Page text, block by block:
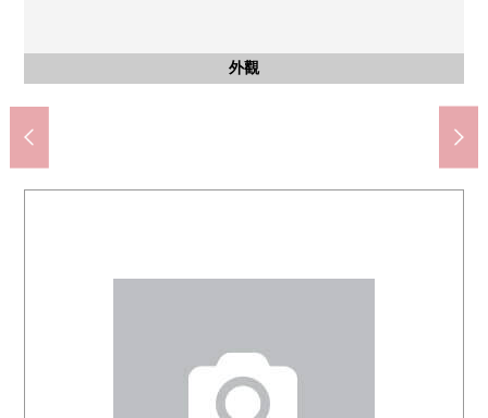
外觀
其他當地
入口
入口
入口
入口
入口
共有部分
防盜門
共有部分
防盜門
共有部分
信箱、宅配保管櫃
共有部分
信箱、宅配保管櫃
共有部分
垃圾堆放處、寵物洗腳場
停車場
停車場
共有部分
腳踏車停放處
共有部分
腳踏車停放處
共有部分
室外小型摩托車場地(4)
其他當地
共有部分
名牌
共有部分
名牌
外觀
外觀
其他當地
前面道路
其他當地
前面道路
Fresco烏丸商店(約220m)
禦射山公園(約350m)
京都市立高倉小學(約540m)
京都市立京都御池中學(約1200m)
杉藥房四條鳥丸商店(約260m)
LAQUE四條鳥丸(約340m)